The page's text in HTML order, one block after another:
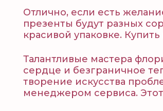
Отлично, если есть
презенты будут разных
красивой упаковке.
Талантливые мастера
сердце и безграничное
творение искусства
менеджером сервиса.